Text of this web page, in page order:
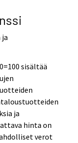
sisältää
ja
hinta on
verot